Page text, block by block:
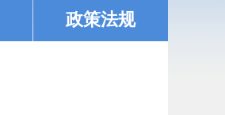
政策法规